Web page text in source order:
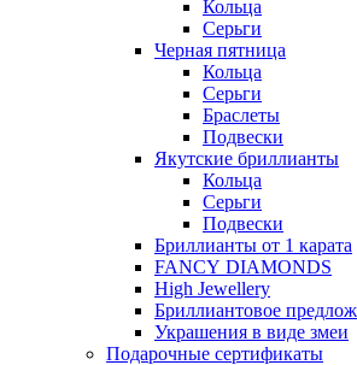
Кольца
Серьги
Черная пятница
Кольца
Серьги
Браслеты
Подвески
Якутские бриллианты
Кольца
Серьги
Подвески
Бриллианты от 1 карата
FANCY DIAMONDS
High Jewellery
Бриллиантовое
Украшения в виде змеи
Подарочные сертификаты